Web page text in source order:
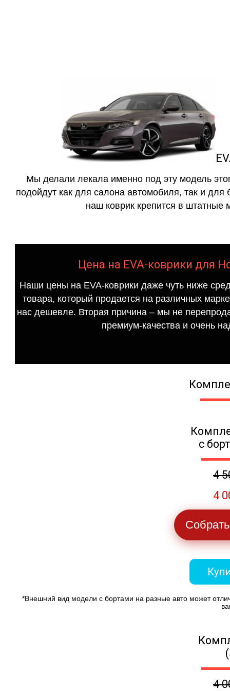
Мы делали лекала именно под эту модель
подойдут как для салона автомобиля, так и для
наш коврик крепится в штатные
Цена на EVA-коврики для
Наши цены на EVA-коврики даже чуть ниже
товара, который продается на различных
нас дешевле. Вторая причина – мы не
премиум-качества и очень
с
4
4
*Внешний вид модели с бортами на разные авто может
4